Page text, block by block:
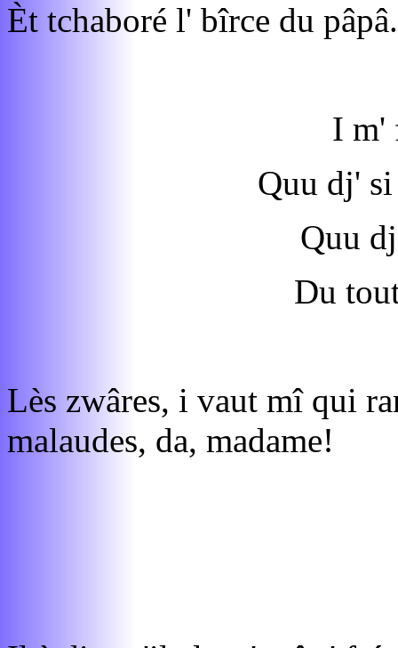
Èt tchaboré l' bîrce du pâpâ.
I m'
Quu dj' si
Quu
Du
Lès zwâres, i vaut mî qui
malaudes, da, madame!